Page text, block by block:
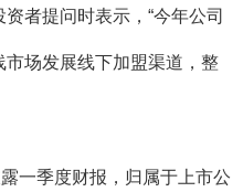
提问时表示，“今年公司
场发展线下加盟渠道，整
季度财报，归属于上市公